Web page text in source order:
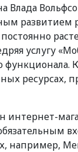
Влада
услугу
функционала.
ресурсах,
интернет-
например,